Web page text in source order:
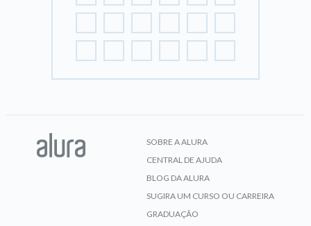
SOBRE A ALURA
CENTRAL DE AJUDA
BLOG DA ALURA
SUGIRA UM CURSO OU CARREIRA
GRADUAÇÃO